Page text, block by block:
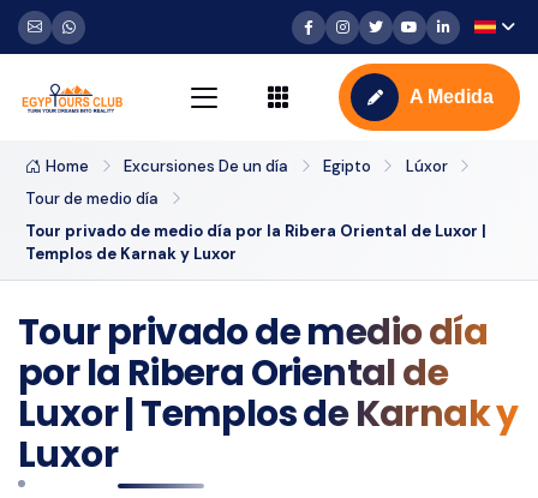
A Medida
Home Excursiones De un día Egipto
Lúxor
Tour de medio día
Tour privado de medio día por la Ribera Oriental de Luxor |
Templos de Karnak y Luxor
Tour privado de medio día
por la Ribera Oriental de
Luxor | Templos de Karnak y
Luxor